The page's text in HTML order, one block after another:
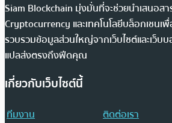
Siam Blockchain มุ่งมั่นที่จะช่วยนำเสนอสา
Cryptocurrency และเทคโนโลยีบล็อกเชนเ
รวบรวมข้อมูลส่วนใหญ่จากเว็บไซต์และเว็บ
แปลส่งตรงถึงฟีดคุณ
เกี่ยวกับเว็บไซต์นี้
ทีมงาน
ติดต่อเรา